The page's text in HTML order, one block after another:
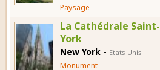
Paysage
La Cathédrale
York
New York - Etats Unis
Monument